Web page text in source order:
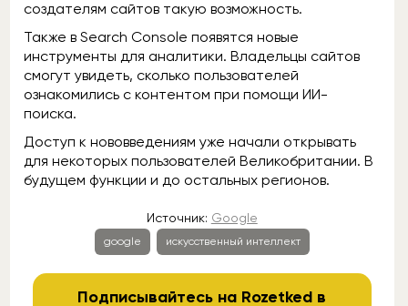
создателям сайтов такую возможность.
Также в Search Console появятся новые
инструменты для аналитики. Владельцы сайтов
смогут увидеть, сколько пользователей
ознакомились с контентом при помощи ИИ-
поиска.
Доступ к нововведениям уже начали открывать
для некоторых пользователей Великобритании. В
будущем функции и до остальных регионов.
Источник: Google
google искусственный интеллект
Подписывайтесь на Rozetked в